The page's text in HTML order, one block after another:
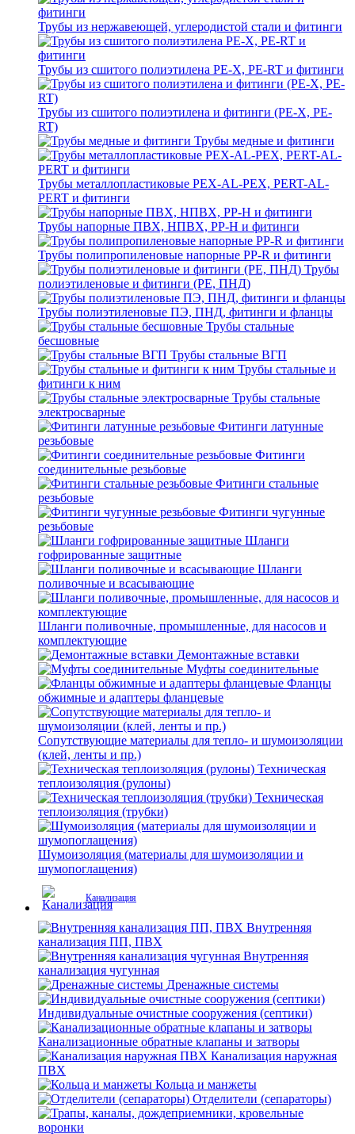
Трубы из нержавеющей, углеродистой стали и фитинги
Трубы из сшитого полиэтилена PE-X, PE-RT и фитинги
Трубы из сшитого полиэтилена и фитинги (PE-X, PE-
RT)
Трубы медные и фитинги
Трубы металлопластиковые PEX-AL-PEX, PERT-AL-
PERT и фитинги
Трубы напорные ПВХ, НПВХ, PP-H и фитинги
Трубы полипропиленовые напорные PP-R и фитинги
Трубы
полиэтиленовые и фитинги (PE, ПНД)
Трубы полиэтиленовые ПЭ, ПНД, фитинги и фланцы
Трубы стальные
бесшовные
Трубы стальные ВГП
Трубы стальные и
фитинги к ним
Трубы стальные
электросварные
Фитинги латунные
резьбовые
Фитинги
соединительные резьбовые
Фитинги стальные
резьбовые
Фитинги чугунные
резьбовые
Шланги
гофрированные защитные
Шланги
поливочные и всасывающие
Шланги поливочные, промышленные, для насосов и
комплектующие
Демонтажные вставки
Муфты соединительные
Фланцы
обжимные и адаптеры фланцевые
Сопутствующие материалы для тепло- и шумоизоляции
(клей, ленты и пр.)
Техническая
теплоизоляция (рулоны)
Техническая
теплоизоляция (трубки)
Шумоизоляция (материалы для шумоизоляции и
шумопоглащения)
Канализация
Внутренняя
канализация ПП, ПВХ
Внутренняя
канализация чугунная
Дренажные системы
Индивидуальные очистные сооружения (септики)
Канализационные обратные клапаны и затворы
Канализация наружная
ПВХ
Кольца и манжеты
Отделители (сепараторы)